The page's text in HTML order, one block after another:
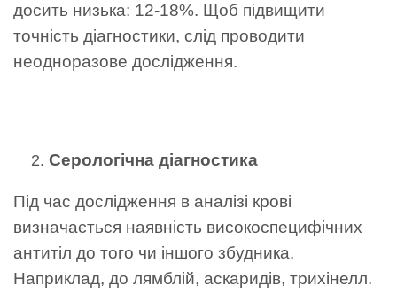
досить низька: 12-18%. Щоб підвищити
точність діагностики, слід проводити
неодноразове дослідження.
Серологічна діагностика
Під час дослідження в аналізі крові
визначається наявність високоспецифічних
антитіл до того чи іншого збудника.
Наприклад, до лямблій, аскаридів, трихінелл.